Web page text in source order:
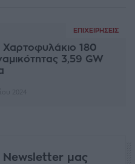
ΕΠΙΧΕΙΡΉΣΕΙΣ
Χαρτοφυλάκιο 180
3,59 GW
Newsletter μας